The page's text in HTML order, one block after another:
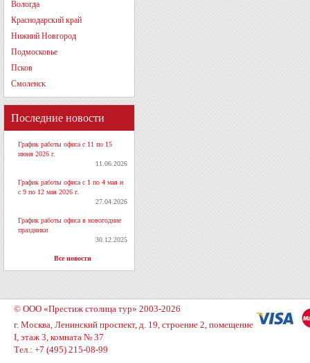
Вологда
Краснодарский край
Нижний Новгород
Подмосковье
Псков
Смоленск
Последние новости
График работы офиса с 11 по 15
июня 2026 г.
11.06.2026
График работы офиса с 1 по 4 мая и
с 9 по 12 мая 2026 г.
27.04.2026
График работы офиса в новогодние
праздники
30.12.2025
Все новости
© ООО «Престиж столица тур» 2003-2026
г. Москва, Ленинский проспект, д. 19, строение 2, помещение
I, этаж 3, комната № 37
Тел.: +7 (495) 215-08-99